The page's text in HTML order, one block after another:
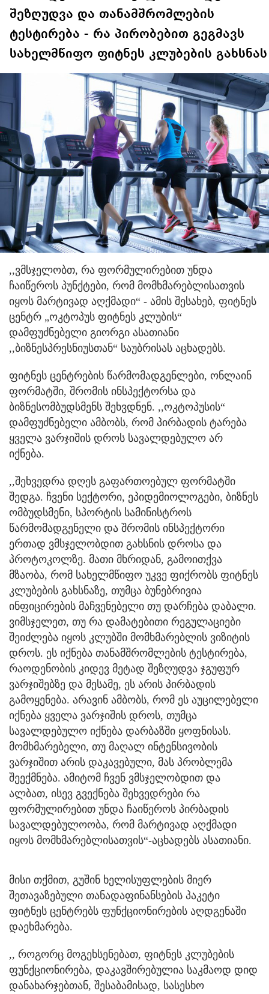
შეზღუდვა და თანამშრომლების
ტესტირება - რა პირობებით გეგმავს
სახელმწიფო ფიტნეს კლუბების გახსნას
,,ვმსჯელობთ, რა ფორმულირებით უნდა
ჩაიწეროს პუნქტები, რომ მომხმარებლისათვის
იყოს მარტივად აღქმადი“ - ამის შესახებ, ფიტნეს
ცენტრ „ოკტოპუს ფიტნეს კლუბის“
დამფუძნებელი გიორგი ასათიანი
,,ბიზნესპრესნიუსთან“ საუბრისას აცხადებს.
ფიტნეს ცენტრების წარმომადგენლები, ონლაინ
ფორმატში, შრომის ინსპექტორსა და
ბიზნესომბუდსმენს შეხვდნენ. ,,ოკტოპუსის“
დამფუძნებელი ამბობს, რომ პირბადის ტარება
ყველა ვარჯიშის დროს სავალდებულო არ
იქნება.
,,შეხვედრა დღეს გაფართოებულ ფორმატში
შედგა. ჩვენი სექტორი, ეპიდემიოლოგები, ბიზნეს
ომბუდსმენი, სპორტის სამინისტროს
წარმომადგენელი და შრომის ინსპექტორი
ერთად ვმსჯელობდით გახსნის დროსა და
პროტოკოლზე. მათი მხრიდან, გამოითქვა
მზაობა, რომ სახელმწიფო უკვე ფიქრობს ფიტნეს
კლუბების გახსნაზე, თუმცა ბუნებრივია
ინფიცირების მაჩვენებელი თუ დარჩება დაბალი.
ვიმსჯელეთ, თუ რა დამატებითი რეგულაციები
შეიძლება იყოს კლუბში მომხმარებლის ვიზიტის
დროს. ეს იქნება თანამშრომლების ტესტირება,
რაოდენობის კიდევ მეტად შეზღუდვა ჯგუფურ
ვარჯიშებზე და მესამე, ეს არის პირბადის
გამოყენება. არავინ ამბობს, რომ ეს აუცილებელი
იქნება ყველა ვარჯიშის დროს, თუმცა
სავალდებულო იქნება დარბაზში ყოფნისას.
მომხმარებელი, თუ მაღალ ინტენსივობის
ვარჯიშით არის დაკავებული, მას პრობლემა
შეექმნება. ამიტომ ჩვენ ვმსჯელობდით და
ალბათ, ისევ გვექნება შეხვედრები რა
ფორმულირებით უნდა ჩაიწეროს პირბადის
სავალდებულოობა, რომ მარტივად აღქმადი
იყოს მომხმარებლისათვის“-აცხადებს ასათიანი.
მისი თქმით, გუშინ ხელისუფლების მიერ
შეთავაზებული თანადაფინანსების პაკეტი
ფიტნეს ცენტრებს ფუნქციონირების აღდგენაში
დაეხმარება.
,, როგორც მოგეხსენებათ, ფიტნეს კლუბების
ფუნქციონირება, დაკავშირებულია საკმაოდ დიდ
დანახარჯებთან, შესაბამისად, სასესხო